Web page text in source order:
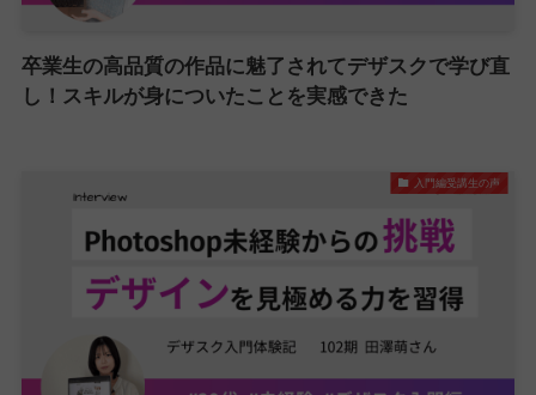
卒業生の高品質の作品に魅了されてデザスクで学び直
し！スキルが身についたことを実感できた
入門編受講生の声